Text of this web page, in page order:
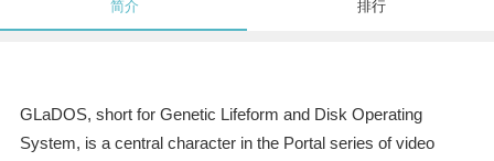
简介 排行
GLaDOS, short for Genetic Lifeform and Disk Operating
System, is a central character in the Portal series of video